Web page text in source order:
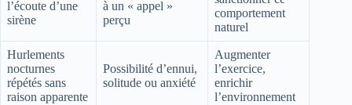
l’écoute d’une
sirène
à un « appel »
perçu
comportement
naturel
Hurlements
nocturnes
répétés sans
raison apparente
Possibilité d’ennui,
solitude ou anxiété
Augmenter
l’exercice,
enrichir
l’environnement